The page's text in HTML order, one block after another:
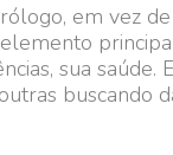
em vez
sua
buscando